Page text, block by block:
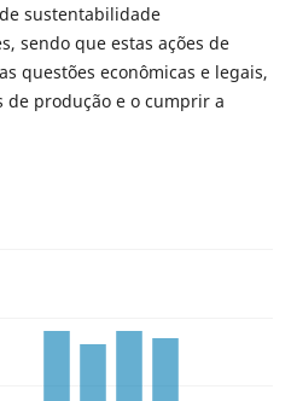
sustentabilidade
sendo que estas ações de
questões econômicas e legais,
de produção e o cumprir a